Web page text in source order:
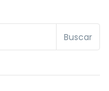
Buscar